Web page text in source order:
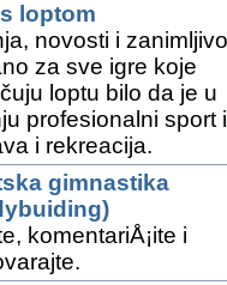
loptom
novosti i
za sve igre koje
loptu bilo da je u
profesionalni sport
i rekreacija.
gimnastika
komentariÅ¡ite i